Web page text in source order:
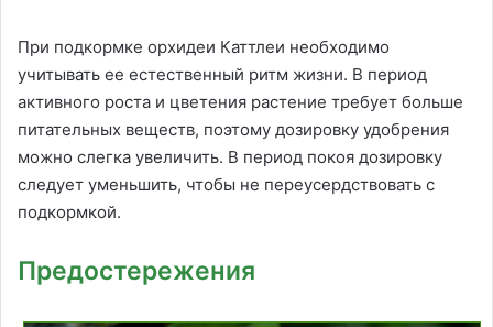
При подкормке орхидеи Каттлеи необходимо
учитывать ее естественный ритм жизни. В период
активного роста и цветения растение требует больше
питательных веществ, поэтому дозировку удобрения
можно слегка увеличить. В период покоя дозировку
следует уменьшить, чтобы не переусердствовать с
подкормкой.
Предостережения